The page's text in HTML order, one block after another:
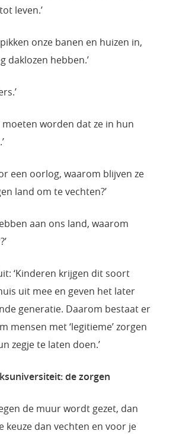
leven.’
onze banen en huizen in,
daklozen hebben.’
moeten worden dat ze in hun
een oorlog, waarom blijven ze
land om te vechten?’
aan ons land, waarom
‘Kinderen krijgen dit soort
uit mee en geven het later
generatie. Daarom bestaat er
mensen met ‘legitieme’ zorgen
zegje te laten doen.’
de zorgen
de muur wordt gezet, dan
keuze dan vechten en voor je